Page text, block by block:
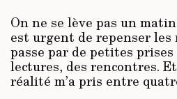
On ne se lève pas un
est urgent de repenser les
passe par de petites prises
lectures, des rencontres.
réalité m’a pris entre